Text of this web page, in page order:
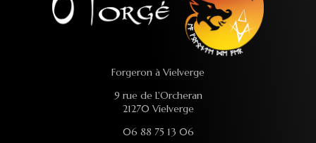
Forgeron à Vielverge
9 rue de L'Orcheran
21270 Vielverge
06 88 75 13 06